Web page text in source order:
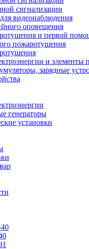
сигнализации
видеонаблюдения
оповещения
и первой
пожаротушения
и элементы
зарядные
генераторы
установки